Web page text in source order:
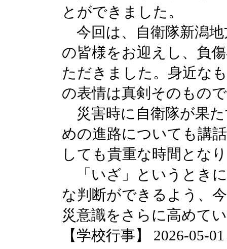
とができました。
今回は、自衛隊新潟地
の皆様をお迎えし、負
ただきました。身近な
の表情は真剣そのもの
災害時に自衛隊が果
めの進路についても講
しても貴重な時間とな
「いざ」というとき
な判断ができるよう、
災意識をさらに高めて
【学校行事】 2026-05-